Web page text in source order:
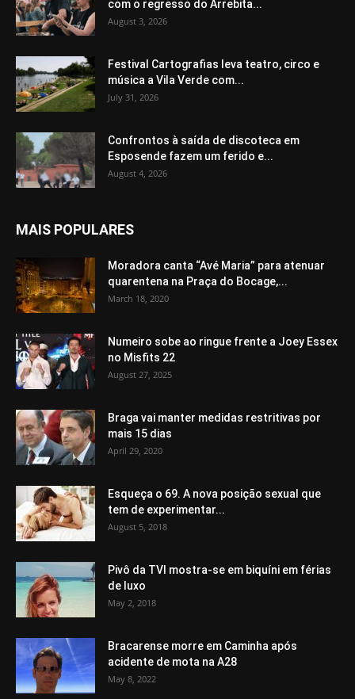
com o regresso do Arrebita...
August 3, 2026
Festival Cartografias leva teatro, circo e
música a Vila Verde com...
July 31, 2026
Confrontos à saída de discoteca em
Esposende fazem um ferido e...
August 4, 2026
MAIS POPULARES
Moradora canta “Avé Maria” para atenuar
quarentena na Praça do Bocage,...
March 18, 2020
Numeiro sobe ao ringue frente a Joey Essex
no Misfits 22
August 27, 2025
Braga vai manter medidas restritivas por
mais 15 dias
April 29, 2020
Esqueça o 69. A nova posição sexual que
tem de experimentar...
August 5, 2018
Pivô da TVI mostra-se em biquíni em férias
de luxo
May 2, 2018
Bracarense morre em Caminha após
acidente de mota na A28
May 8, 2022